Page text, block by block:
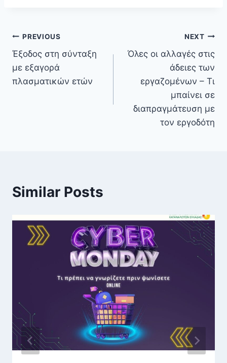
PREVIOUS
Έξοδος στη σύνταξη
με εξαγορά
πλασματικών ετών
NEXT
Όλες οι αλλαγές στις
άδειες των
εργαζομένων – Τι
μπαίνει σε
διαπραγμάτευση με
τον εργοδότη
Similar Posts